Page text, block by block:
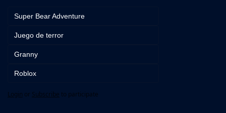
Super Bear Adventure
Juego de terror
Granny
Roblox
Login or Subscribe to participate